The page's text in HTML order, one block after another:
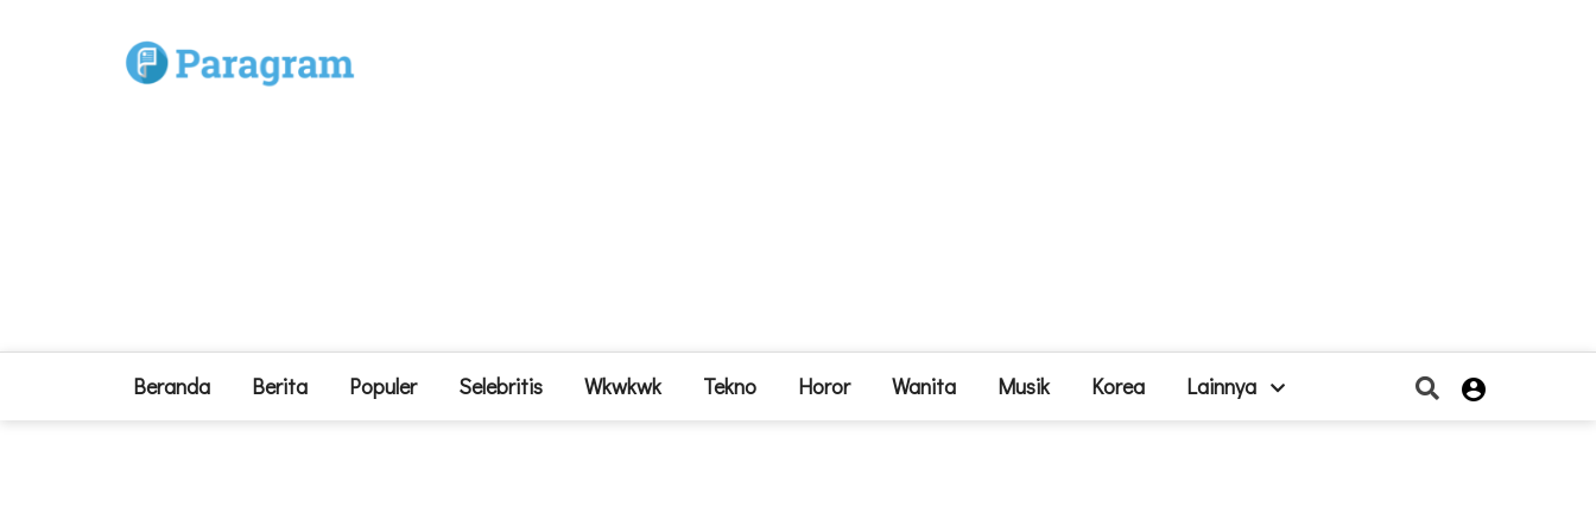
Beranda Berita Populer Selebritis Wkwkwk Tekno Horor Wanita Musik Korea Lainnya 